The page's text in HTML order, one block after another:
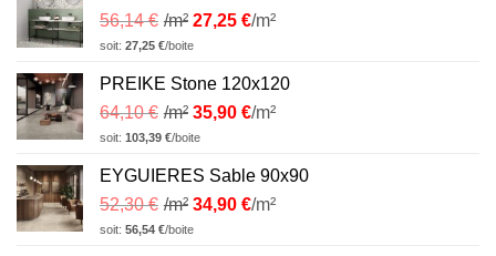
56,14€ /m² 27,25 €/m²
soit: 27,25 €/boite
PREIKE Stone 120x120
64,10€ /m² 35,90 €/m²
soit: 103,39 €/boite
EYGUIERES Sable 90x90
52,30€ /m² 34,90 €/m²
soit: 56,54 €/boite